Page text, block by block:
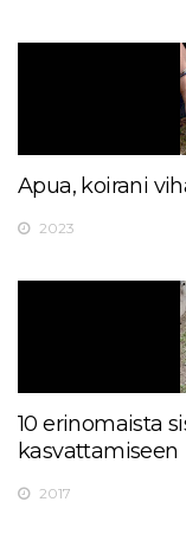
Apua, koirani
2023
10 erinomaista
kasvattamiseen
2017